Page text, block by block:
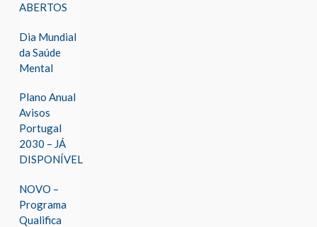
ABERTOS
Dia Mundial
da Saúde
Mental
Plano Anual
Avisos
Portugal
2030 – JÁ
DISPONÍVEL
NOVO –
Programa
Qualifica